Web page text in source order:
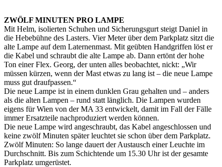
ZWÖLF MINUTEN PRO LAMPE
Mit Helm, isolierten Schuhen und Sicherungsgurt steigt Daniel in
die Hebebühne des Lasters. Vier Meter über dem Parkplatz sitzt die
alte Lampe auf dem Laternenmast. Mit geübten Handgriffen löst er
die Kabel und schraubt die alte Lampe ab. Dann ertönt der hohe
Ton einer Flex. Georg, der unten alles beobachtet, nickt: „Wir
müssen kürzen, wenn der Mast etwas zu lang ist – die neue Lampe
muss gut draufpassen.“
Die neue Lampe ist in einem dunklen Grau gehalten und – anders
als die alten Lampen – rund statt länglich. Die Lampen wurden
eigens für Wien von der MA 33 entwickelt, damit im Fall der Fälle
immer Ersatzteile nachproduziert werden können.
Die neue Lampe wird angeschraubt, das Kabel angeschlossen und
keine zwölf Minuten später leuchtet sie schon über dem Parkplatz.
Zwölf Minuten: So lange dauert der Austausch einer Leuchte im
Durchschnitt. Bis zum Schichtende um 15.30 Uhr ist der gesamte
Parkplatz umgerüstet.